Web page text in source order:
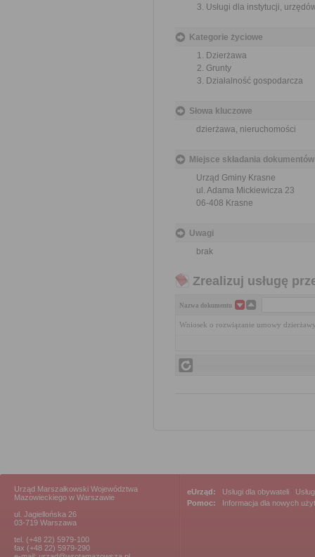
Usługi dla instytucji,
Kategorie życiowe
Dzierżawa
Grunty
Działalność gospodarcza
Słowa kluczowe
dzierżawa, nieruchomości
Miejsce składania dokumentów
Urząd Gminy Krasne
ul. Adama Mickiewicza 23
06-408 Krasne
Uwagi
brak
Zrealizuj usługę
Nazwa dokumentu
Wniosek o rozwiązanie umowy
Urząd Marszałkowski Województwa
Mazowieckiego w Warszawie
ul. Jagiellońska 26
03-719 Warszawa
tel. (+48 22) 5979-100
fax (+48 22) 5979-290
eUrząd: Usługi dla obywateli
Pomoc:
Informacja dla nowych